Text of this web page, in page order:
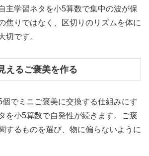
主学習ネタを小5算数で集中の波が保
焦りではなく、区切りのリズムを体に
切です。
えるご褒美を作る
でミニご褒美に交換する仕組みにす
を小5算数で自発性が続きます。ご褒
するものを選び、物に偏らないように